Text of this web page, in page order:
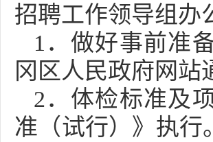
招聘工作领导组办
1．做好事前准
冈区人民政府网站
2．体检标准及
准（试行）》执行